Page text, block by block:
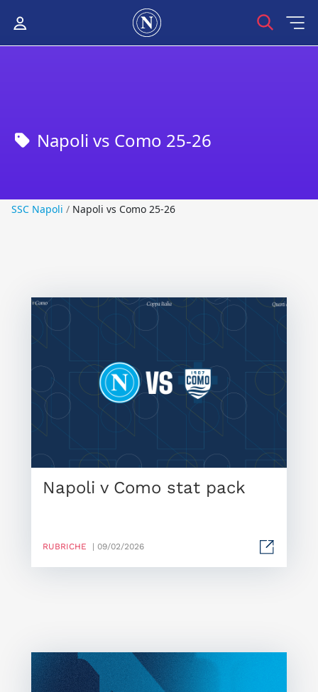
Napoli vs Como 25-26
SSC Napoli SSC Napoli
/ Napoli vs Como 25-26
Napoli v Como stat pack
RUBRICHE | 09/02/2026